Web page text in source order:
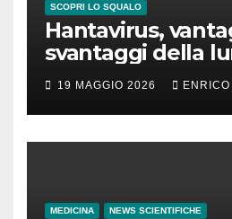
SCOPRI LO SQUALO
Hantavirus,
svantaggi della
incubazione
19 MAGGIO 2026
MEDICINA NEWS SCIENTIFICHE